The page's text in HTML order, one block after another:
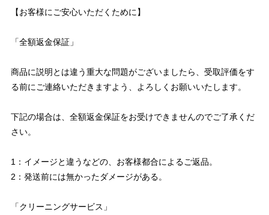
【お客様にご安心いただくために】
「全額返金保証」
商品に説明とは違う重大な問題がございましたら、受取評価をす
る前にご連絡いただきますよう、よろしくお願いいたします。
下記の場合は、全額返金保証をお受けできませんのでご了承くだ
さい。
1：イメージと違うなどの、お客様都合によるご返品。
2：発送前には無かったダメージがある。
「クリーニングサービス」